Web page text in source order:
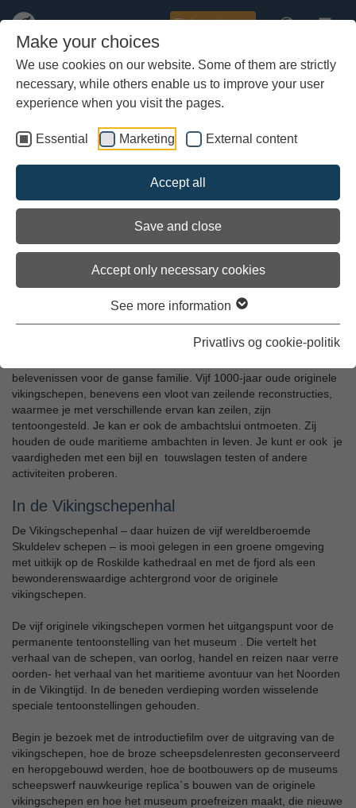
Make your choices
We use cookies on our website. Some of them are strictly
necessary, while others enable us to improve your user
experience when you visit the pages.
Essential Marketing External content
Accept all
Save and close
Accept only necessary cookies
See more information
Privatlivs og cookie-politik
Skip
content
Tickets kopen
De Vikingschepen
Vijf originele schepen uit de Vikingtijd
Welkom op het Vikingschepenmuseum
belevenissen voor de ganse familie. Vijf 1000-jaar oude originele
vikingschepen, benevens een vloot van zeilende reconstructies,
waarmee je met verschillende ervan kan zeilen, zijn
tentoongesteld. Je kan er ook de ambachtslui ontmoeten. Zij
houden de oude maritieme ambachten in leven. Je kunt er ook je
vaardigheden met een bijl en touwslagen testen of andere
activiteiten proberen.
In de Vikingschepenhal
De Vikingschepenhal – daar huizen de vijf wereldberoemde
Skuldelev schepen – is mooi gelegen in een groene omgeving
met uitkijk op de Roskilde kathedraal en met de fjord als een
bewonderenswaardige achtergrond voor de originele
vikingschepen.
De vijf originele vikingschepen vormen het uitgangspunt voor de
permanente tentoonstelling van het museum . Die vertelt het
verhaal van de schepen, van oorlog, handel en reizen naar verre
oorden- het verhaal van het maritieme avontuur van het Noorden
in de Vikingtijd. In de beneden verdieping worden wisselende
speciale tentoonstellingen gehouden.
Begin je bezoek met de introductiefilm over de uitgraving van de
vikingschepen, hoe de broze scheepsdelenresten geconserveerd
en heropgebouwd werden, hoe de bootbouwers op de museums
scheepswerf nauwkeurige replica´s bouwen van de originele
vikingschepen en hoe het museum proefreizen maakt, die nieuwe